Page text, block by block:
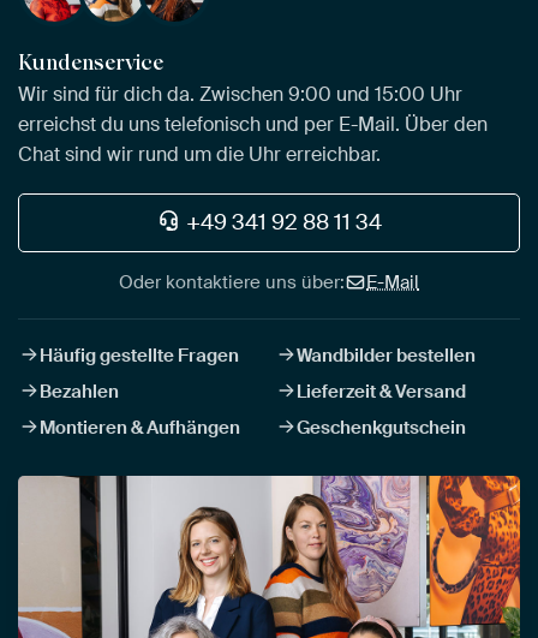
Kundenservice
Wir sind für dich da. Zwischen 9:00 und 15:00 Uhr
erreichst du uns telefonisch und per E-Mail. Über den
Chat sind wir rund um die Uhr erreichbar.
+49 341 92 88 11 34
Oder kontaktiere uns über: E-Mail
Häufig gestellte Fragen
Wandbilder bestellen
Bezahlen
Lieferzeit & Versand
Montieren & Aufhängen
Geschenkgutschein